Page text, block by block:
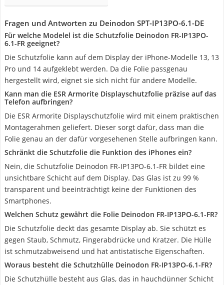
Fragen und Antworten zu Deinodon SPT-IP13PO-6.1-DE
Für welche Modelel ist die Schutzfolie Deinodon FR-IP13PO-
6.1-FR geeignet?
Die Schutzfolie kann auf dem Display der iPhone-Modelle 13, 13
Pro und 14 aufgeklebt werden. Da die Folie passgenau
hergestellt wird, eignet sie sich nicht für andere Modelle.
Kann man die ESR Armorite Displayschutzfolie präzise auf das
Telefon aufbringen?
Die ESR Armorite Displayschutzfolie wird mit einem praktischen
Montagerahmen geliefert. Dieser sorgt dafür, dass man die
Folie genau an der dafür vorgesehenen Stelle aufbringen kann.
Schränkt die Schutzfolie die Funktion des iPhones ein?
Nein, die Schutzfolie Deinodon FR-IP13PO-6.1-FR bildet eine
unsichtbare Schicht auf dem Display. Das Glas ist zu 99 %
transparent und beeinträchtigt keine der Funktionen des
Smartphones.
Welchen Schutz gewährt die Folie Deinodon FR-IP13PO-6.1-FR?
Die Schutzfolie deckt das gesamte Display ab. Sie schützt es
gegen Staub, Schmutz, Fingerabdrücke und Kratzer. Die Hülle
ist schmutzabweisend und hat antistatische Eigenschaften.
Woraus besteht die Schutzhülle Deinodon FR-IP13PO-6.1-FR?
Die Schutzhülle besteht aus Glas, das in hauchdünner Schicht